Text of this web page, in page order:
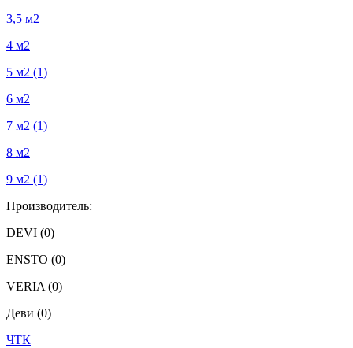
3,5 м2
4 м2
5 м2 (1)
6 м2
7 м2 (1)
8 м2
9 м2 (1)
Производитель:
DEVI (0)
ENSTO (0)
VERIA(0)
Деви (0)
ЧТК